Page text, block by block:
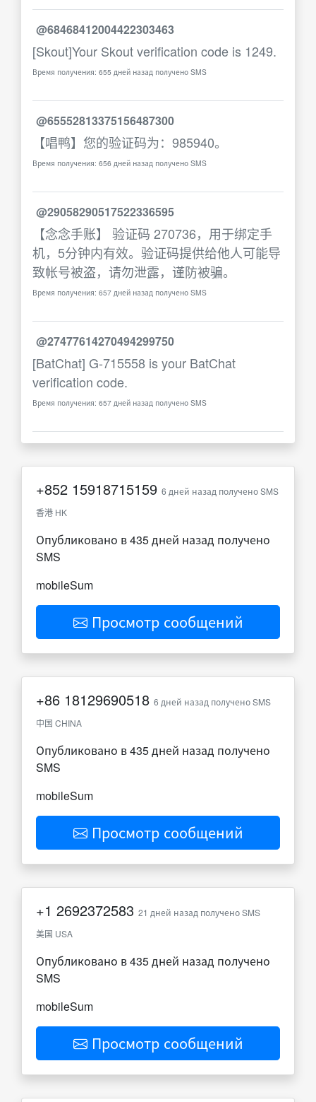
@68468412004422303463
[Skout]Your Skout verification code is 1249.
Время получения: 655 дней назад получено SMS
@65552813375156487300
【唱鸭】您的验证码为：985940。
Время получения: 656 дней назад получено SMS
@29058290517522336595
【念念手账】 验证码 270736，用于绑定手
机，5分钟内有效。验证码提供给他人可能导
致帐号被盗，请勿泄露，谨防被骗。
Время получения: 657 дней назад получено SMS
@27477614270494299750
[BatChat] G-715558 is your BatChat
verification code.
Время получения: 657 дней назад получено SMS
+852 15918715159 6 дней назад получено SMS
香港 HK
Опубликовано в 435 дней назад получено
SMS
mobileSum
Просмотр сообщений
+86 18129690518 6 дней назад получено SMS
中国 CHINA
Опубликовано в 435 дней назад получено
SMS
mobileSum
Просмотр сообщений
+1 2692372583 21 дней назад получено SMS
美国 USA
Опубликовано в 435 дней назад получено
SMS
mobileSum
Просмотр сообщений